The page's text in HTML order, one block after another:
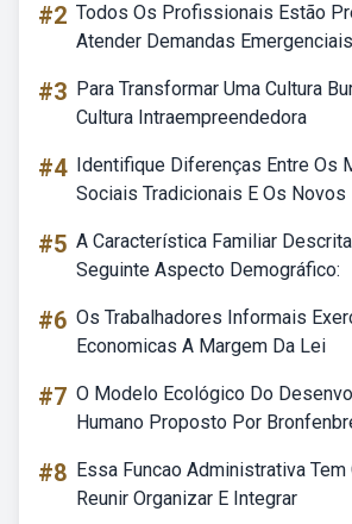
#2 Todos Os Profissionais Estão
Atender Demandas Emergenciais
#3 Para Transformar Uma Cultura
Cultura Intraempreendedora
#4 Identifique Diferenças Entre Os
Sociais Tradicionais E Os Novos
#5 A Característica Familiar
Seguinte Aspecto Demográfico:
#6 Os Trabalhadores Informais
Economicas A Margem Da Lei
#7 O Modelo Ecológico Do
Humano Proposto Por
#8 Essa Funcao Administrativa
Reunir Organizar E Integrar